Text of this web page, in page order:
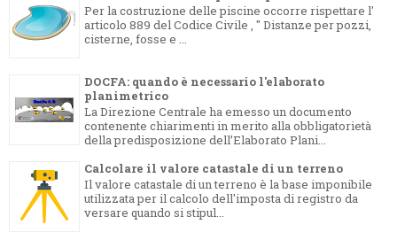
Per la costruzione delle piscine occorre rispettare l'
articolo 889 del Codice Civile , " Distanze per pozzi,
cisterne, fosse e ...
DOCFA: quando è necessario l'elaborato
planimetrico
La Direzione Centrale ha emesso un documento
contenente chiarimenti in merito alla obbligatorietà
della predisposizione dell’Elaborato Plani...
Calcolare il valore catastale di un terreno
Il valore catastale di un terreno è la base imponibile
utilizzata per il calcolo dell'imposta di registro da
versare quando si stipul...